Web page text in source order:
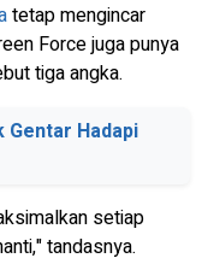
tetap mengincar
Force juga punya
tiga angka.
Gentar Hadapi
setiap
tandasnya.